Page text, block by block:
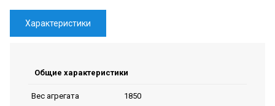
Характеристики
Общие характеристики
Вес агрегата 1850